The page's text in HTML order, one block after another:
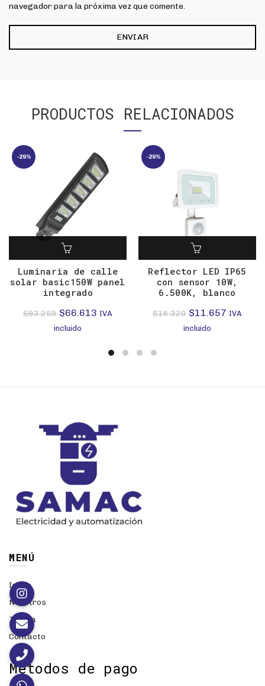
navegador para la próxima vez que comente.
PRODUCTOS RELACIONADOS
-29%
Luminaria de calle
solar basic150W panel
integrado
$93.259 El
precio
$66.613 El
es:
IVA
incluido
-29%
Reflector LED IP65
con sensor 10W,
6.500K, blanco
$16.320 El
precio
$11.657 El
IVA
incluido
MENÚ
Inicio
Nosotros
Tienda
Contacto
Métodos de pago